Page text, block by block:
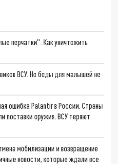
перчатки": Как уничтожить
ВСУ. Но беды для малышей не
ошибка Palantir в России. Страны
поставки оружия. ВСУ теряют
мобилизации и возвращение
новости, которые ждали все